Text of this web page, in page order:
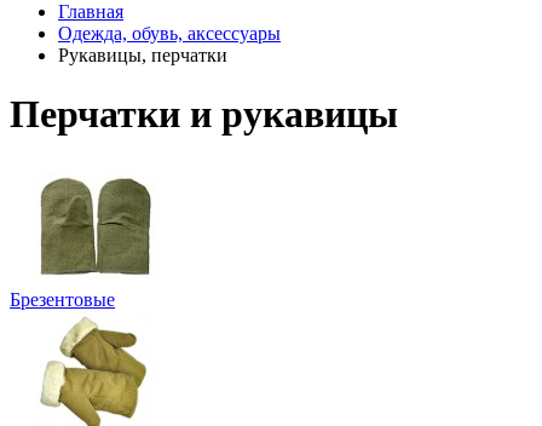
Главная
Одежда, обувь, аксессуары
Рукавицы, перчатки
Перчатки и рукавицы
Брезентовые